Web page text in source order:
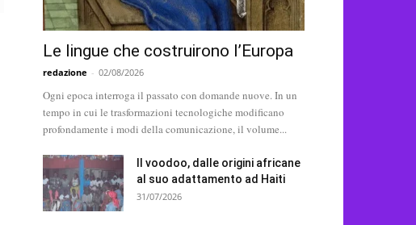
Le lingue che costruirono l’Europa
redazione - 02/08/2026
Ogni epoca interroga il passato con domande nuove. In un
tempo in cui le trasformazioni tecnologiche modificano
profondamente i modi della comunicazione, il volume...
Il voodoo, dalle origini africane
al suo adattamento ad Haiti
31/07/2026